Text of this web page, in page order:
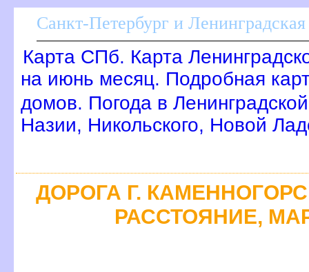
Санкт-Петербург и Ленинградская
Карта СПб. Карта
на июнь месяц. Подробная
домов. Погода в
Назии, Никольского, Новой
ДОРОГА Г.
РАССТОЯНИЕ,